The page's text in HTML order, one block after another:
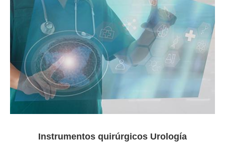
Instrumentos quirúrgicos Urología